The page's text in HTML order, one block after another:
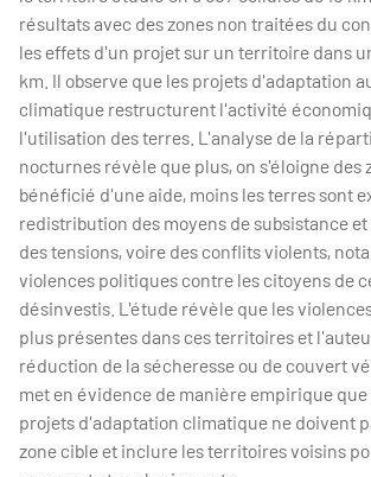
résultats avec des zones non traitées du
les effets d'un projet sur un territoire dans
km. Il observe que les projets d'adaptation
climatique restructurent l'activité
l'utilisation des terres. L'analyse de la
nocturnes révèle que plus, on s'éloigne des
bénéficié d'une aide, moins les terres sont
redistribution des moyens de subsistance
des tensions, voire des conflits violents,
violences politiques contre les citoyens de
désinvestis. L'étude révèle que les
plus présentes dans ces territoires et
réduction de la sécheresse ou de couvert
met en évidence de manière empirique
projets d'adaptation climatique ne doivent
zone cible et inclure les territoires voisins